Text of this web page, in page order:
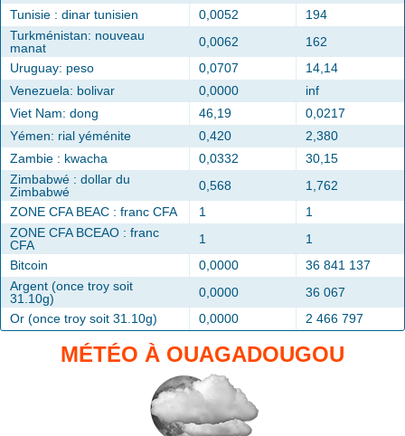
Tunisie : dinar tunisien
0,0052
194
Turkménistan: nouveau
manat
0,0062
162
Uruguay: peso
0,0707
14,14
Venezuela: bolivar
0,0000
inf
Viet Nam: dong
46,19
0,0217
Yémen: rial yéménite
0,420
2,380
Zambie : kwacha
0,0332
30,15
Zimbabwé : dollar du
Zimbabwé
0,568
1,762
ZONE CFA BEAC : franc CFA
1
1
ZONE CFA BCEAO : franc
CFA
1
1
Bitcoin
0,0000
36 841 137
Argent (once troy soit
31.10g)
0,0000
36 067
Or (once troy soit 31.10g)
0,0000 2 466 797
MÉTÉO À OUAGADOUGOU